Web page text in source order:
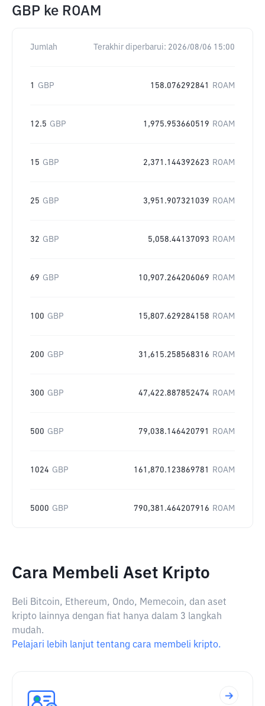
GBP ke ROAM
Jumlah Terakhir diperbarui: 2026/08/06 15:00
1 GBP 158.076292841 ROAM
12.5 GBP 1,975.953660519 ROAM
15 GBP 2,371.144392623 ROAM
25 GBP 3,951.907321039 ROAM
32 GBP 5,058.44137093 ROAM
69 GBP 10,907.264206069 ROAM
100 GBP 15,807.629284158 ROAM
200 GBP 31,615.258568316 ROAM
300 GBP 47,422.887852474 ROAM
500 GBP 79,038.146420791 ROAM
1024 GBP 161,870.123869781 ROAM
5000 GBP 790,381.464207916 ROAM
Cara Membeli Aset Kripto
Beli Bitcoin, Ethereum, Ondo, Memecoin, dan aset
kripto lainnya dengan fiat hanya dalam 3 langkah
mudah.
Pelajari lebih lanjut tentang cara membeli kripto.